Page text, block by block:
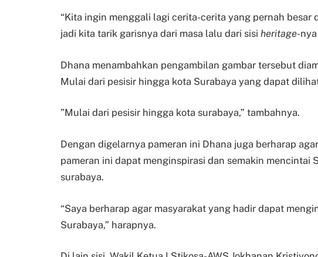
“Kita ingin menggali lagi cerita-cerita yang pernah besar
jadi kita tarik garisnya dari masa lalu dari sisi heritage-
Dhana menambahkan pengambilan gambar tersebut
Mulai dari pesisir hingga kota Surabaya yang dapat
”Mulai dari pesisir hingga kota surabaya,” tambahnya.
Dengan digelarnya pameran ini Dhana juga berharap
pameran ini dapat menginspirasi dan semakin mencintai
surabaya.
“Saya berharap agar masyarakat yang hadir dapat
Surabaya,” harapnya.